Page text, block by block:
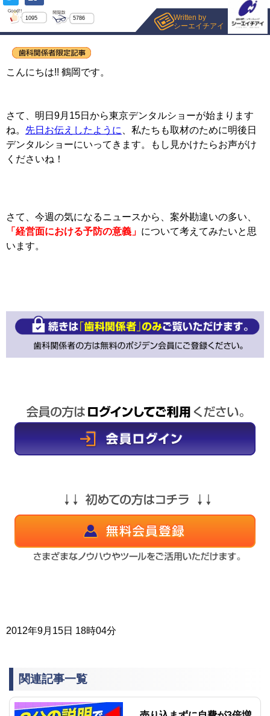
1095 5786
Written by
シーエイチアイ
こんにちは!! 鶴岡です。
さて、明日9月15日から東京デンタルショーが始まります
ね。 先日お伝えしたように
、私たちも取材のために明後日
デンタルショーにいってきます。もし見かけたらお声がけ
くださいね！
さて、今週の気になるニュースから、案外勘違いの多い、
「経営面における予防の意義」 について考えてみたいと思
います。
2012年9月15日 18時04分
関連記事一覧